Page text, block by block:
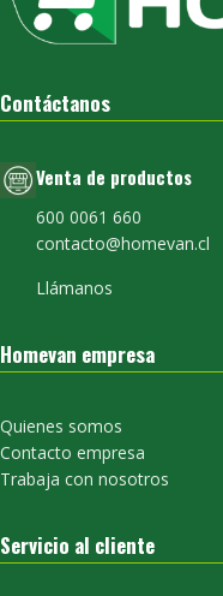
Contáctanos
Venta de productos
600 0061 660
contacto@homevan.cl
Llámanos
Homevan empresa
Quienes somos
Contacto empresa
Trabaja con nosotros
Servicio al cliente